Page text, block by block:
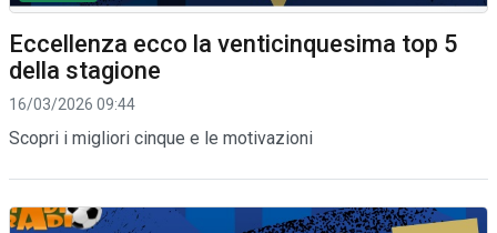
Eccellenza ecco la venticinquesima top 5
della stagione
16/03/2026 09:44
Scopri i migliori cinque e le motivazioni